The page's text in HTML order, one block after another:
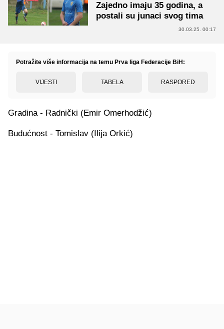
Zajedno imaju 35 godina, a
postali su junaci svog tima
30.03.25. 00:17
Potražite više informacija na temu Prva liga Federacije BiH:
VIJESTI TABELA RASPORED
Gradina - Radnički (Emir Omerhodžić)
Budućnost - Tomislav (Ilija Orkić)